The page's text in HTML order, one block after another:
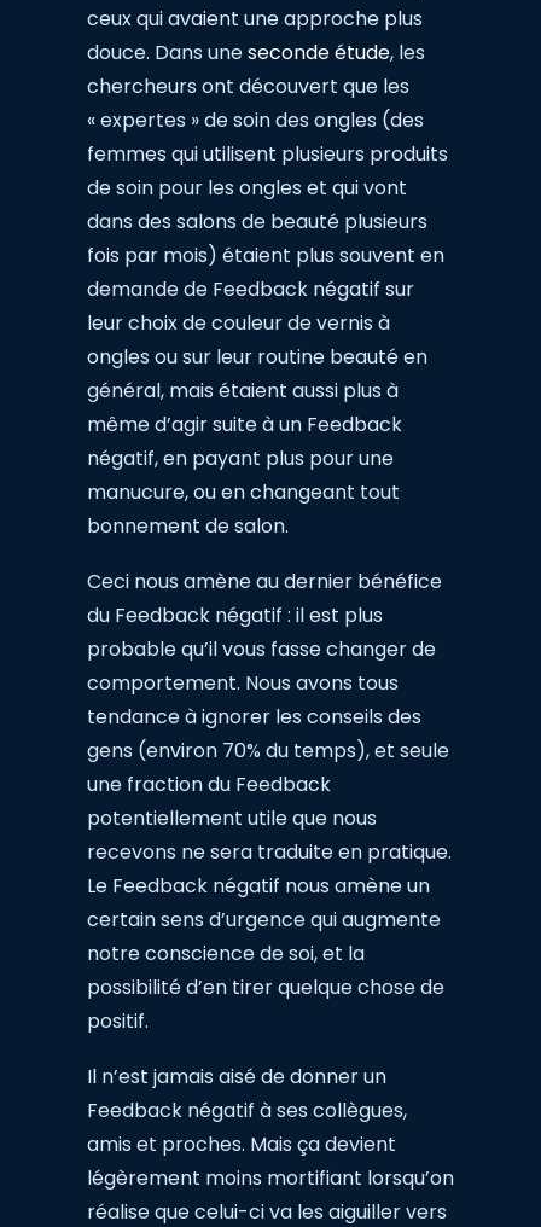
ceux qui avaient une approche plus
douce. Dans uneseconde étude, les
chercheurs ont découvert que les
« expertes » de soin des ongles (des
femmes qui utilisent plusieurs produits
de soin pour les ongles et qui vont
dans des salons de beauté plusieurs
fois par mois) étaient plus souvent en
demande de Feedback négatif sur
leur choix de couleur de vernis à
ongles ou sur leur routine beauté en
général, mais étaient aussi plus à
même d’agir suite à un Feedback
négatif, en payant plus pour une
manucure, ou en changeant tout
bonnement de salon.
Ceci nous amène au dernier bénéfice
du Feedback négatif : il est plus
probable qu’il vous fasse changer de
comportement. Nous avons tous
tendance à ignorer les conseils des
gens (environ 70% du temps), et seule
une fraction du Feedback
potentiellement utile que nous
recevons ne sera traduite en pratique.
Le Feedback négatif nous amène un
certain sens d’urgence qui augmente
notre conscience de soi, et la
possibilité d’en tirer quelque chose de
positif.
Il n’est jamais aisé de donner un
Feedback négatif à ses collègues,
amis et proches. Mais ça devient
légèrement moins mortifiant lorsqu’on
réalise que celui-ci va les aiguiller vers